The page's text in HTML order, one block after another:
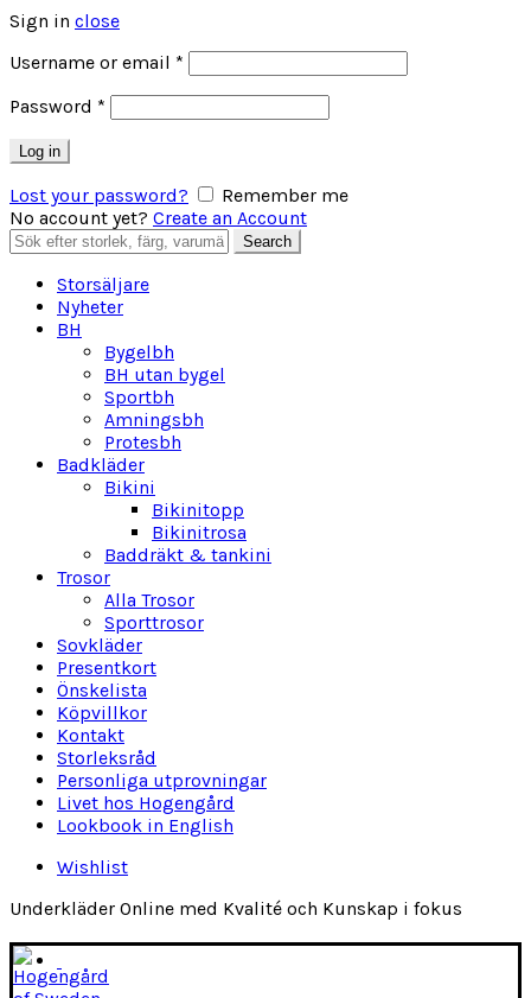
Sign in close
Username or email *
Password *
Log in
Lost your password?
Remember me
No account yet? Create an Account
Search
for:
Search
Storsäljare
Nyheter
BH
Bygelbh
BH utan bygel
Sportbh
Amningsbh
Protesbh
Badkläder
Bikini
Bikinitopp
Bikinitrosa
Baddräkt & tankini
Trosor
Alla Trosor
Sporttrosor
Sovkläder
Presentkort
Önskelista
Köpvillkor
Kontakt
Storleksråd
Personliga utprovningar
Livet hos Hogengård
Lookbook in English
Wishlist
Underkläder Online med Kvalité och Kunskap i fokus